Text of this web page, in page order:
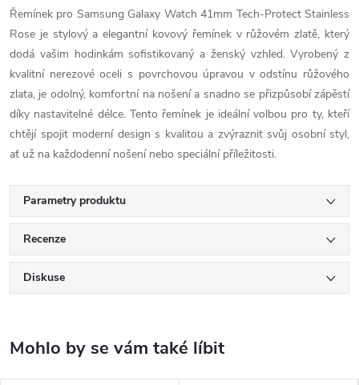
Řemínek pro Samsung Galaxy Watch 41mm Tech-Protect Stainless
Rose je stylový a elegantní kovový řemínek v růžovém zlatě, který
dodá vašim hodinkám sofistikovaný a ženský vzhled. Vyrobený z
kvalitní nerezové oceli s povrchovou úpravou v odstínu růžového
zlata, je odolný, komfortní na nošení a snadno se přizpůsobí zápěstí
díky nastavitelné délce. Tento řemínek je ideální volbou pro ty, kteří
chtějí spojit moderní design s kvalitou a zvýraznit svůj osobní styl,
ať už na každodenní nošení nebo speciální příležitosti.
Parametry produktu
Recenze
Diskuse